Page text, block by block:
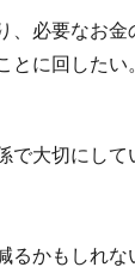
、必要なお
とに回した
で大切にして
るかもしれ